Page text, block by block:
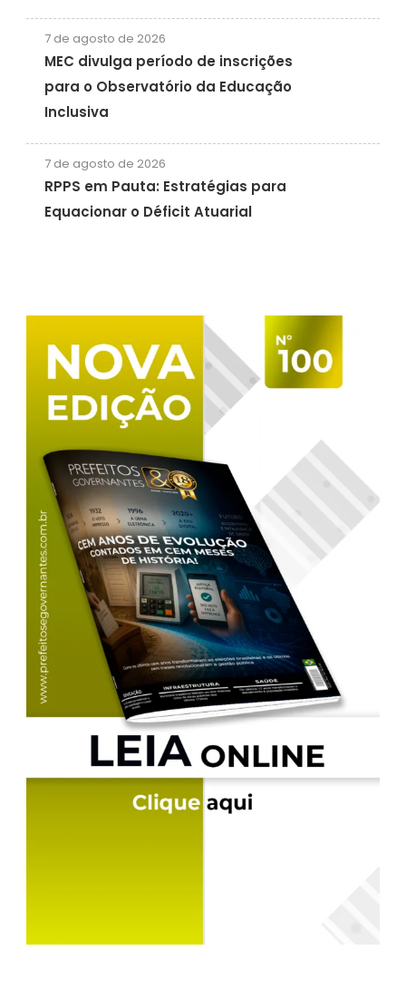
7 de agosto de 2026
MEC divulga período de inscrições
para o Observatório da Educação
Inclusiva
7 de agosto de 2026
RPPS em Pauta: Estratégias para
Equacionar o Déficit Atuarial